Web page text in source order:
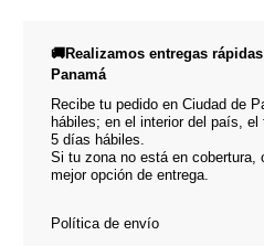
🚚Realizamos entregas
Panamá
Recibe tu pedido en Ciudad de
hábiles; en el interior del país,
5 días hábiles.
Si tu zona no está en cobertura,
mejor opción de entrega.
Política de envío